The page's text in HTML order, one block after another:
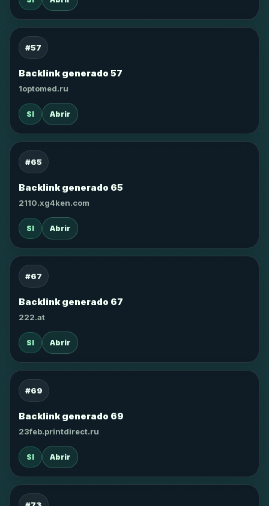
#57
Backlink generado 57
1optomed.ru
SI Abrir
#65
Backlink generado 65
2110.xg4ken.com
SI Abrir
#67
Backlink generado 67
222.at
SI Abrir
#69
Backlink generado 69
23feb.printdirect.ru
SI Abrir